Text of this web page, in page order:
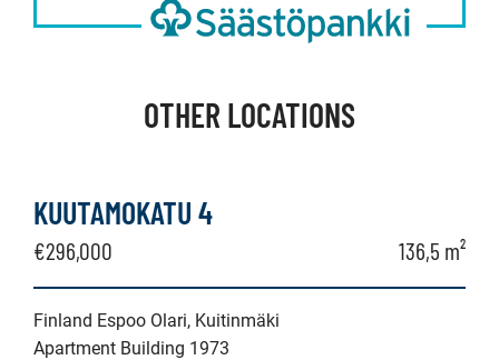
OTHER LOCATIONS
KUUTAMOKATU 4
€296,000 136,5 m²
Finland Espoo Olari, Kuitinmäki
Apartment Building 1973